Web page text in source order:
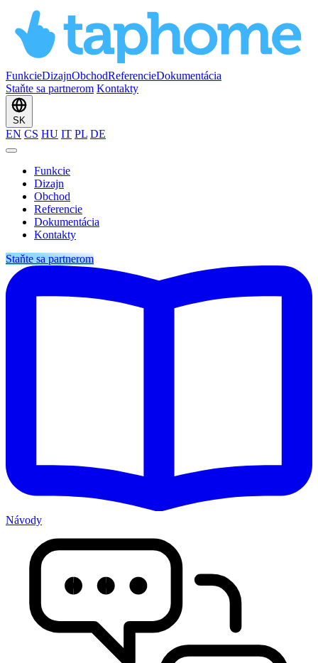
FunkcieDizajnObchodReferencieDokumentácia
Staňte sa partnerom Kontakty
SK
EN CS HU IT PL DE
Funkcie
Dizajn
Obchod
Referencie
Dokumentácia
Kontakty
Staňte sa partnerom
Návody